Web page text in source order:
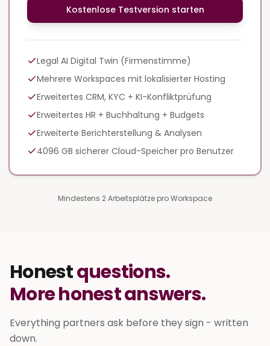
Kostenlose Testversion starten
Legal AI Digital Twin (Firmenstimme)
Mehrere Workspaces mit lokalisierter Hosting
Erweitertes CRM, KYC + KI-Konfliktprüfung
Erweitertes HR + Buchhaltung + Budgets
Erweiterte Berichterstellung & Analysen
4096 GB sicherer Cloud-Speicher pro Benutzer
Mindestens 2 Arbeitsplätze pro Workspace
Honestquestions.
More honest answers.
Everything partners ask before they sign - written
down.